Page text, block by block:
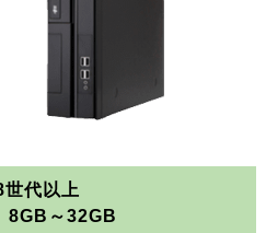
代以上
8GB～32GB